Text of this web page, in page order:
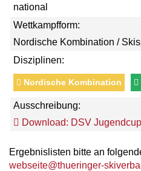
national
Wettkampfform:
Nordische Kombination /
Disziplinen:
Nordische Kombination
Ausschreibung:
Download: DSV
Ergebnislisten bitte an
webseite@thueringer-